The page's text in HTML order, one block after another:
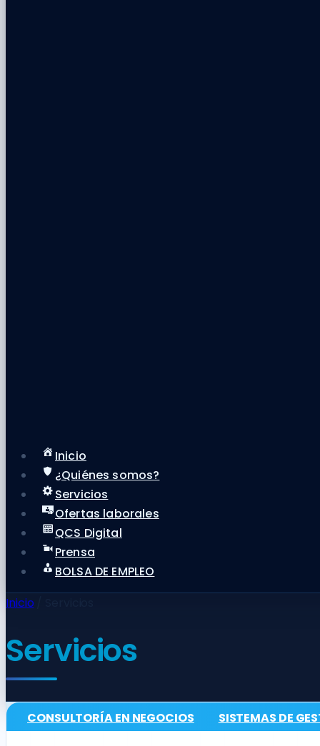
Inicio
¿Quiénes somos?
Servicios
Ofertas laborales
QCS Digital
Prensa
BOLSA DE EMPLEO
Inicio
Servicios
CONSULTORÍA EN NEGOCIOS SISTEMAS DE